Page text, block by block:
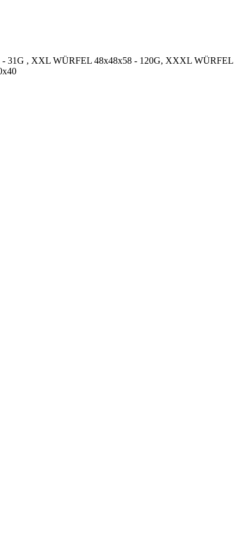
- 31G , XXL WÜRFEL 48x48x58 - 120G, XXXL WÜRFEL